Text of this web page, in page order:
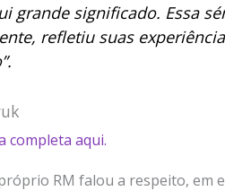
grande significado. Essa
refletiu suas
completa aqui.
RM falou a respeito, em